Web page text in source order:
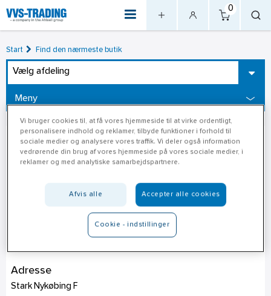
0
Start Find den nærmeste butik
Vælg afdeling
Meny
Stark Nykøbing F
Adresse
Stark Nykøbing F
Vi bruger cookies til, at få vores hjemmeside til at virke ordentligt,
personalisere indhold og reklamer, tilbyde funktioner i forhold til
sociale medier og analysere vores traffik. Vi deler også information
vedrørende din brug af vores hjemmeside på vores sociale medier, i
reklamer og med analytiske samarbejdspartnere.
Afvis alle Accepter alle cookies
Cookie - indstillinger